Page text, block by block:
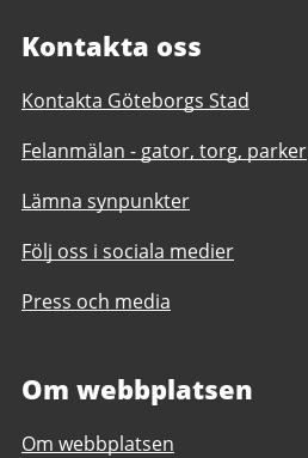
Kontakta oss
Kontakta Göteborgs Stad
Felanmälan - gator, torg, parker
Lämna synpunkter
Följ oss i sociala medier
Press och media
Om webbplatsen
Om webbplatsen